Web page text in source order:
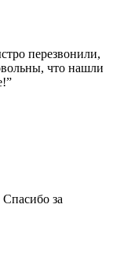
перезвонили,
что нашли
за